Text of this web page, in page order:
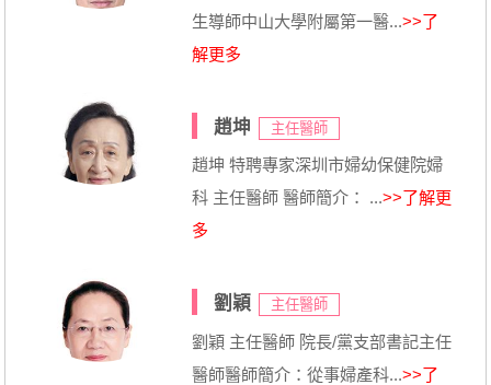
生導師中山大學附屬第一醫...>>了
解更多
趙坤 主任醫師
趙坤 特聘專家深圳市婦幼保健院婦
科 主任醫師 醫師簡介： ...>>了解更
多
劉穎 主任醫師
劉穎 主任醫師 院長/黨支部書記主任
醫師醫師簡介：從事婦產科...>>了